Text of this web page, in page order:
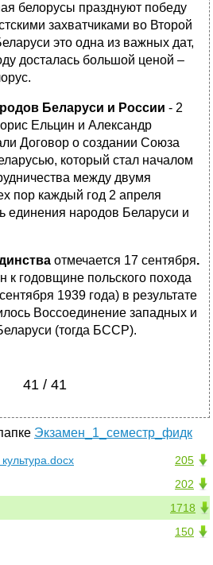
белорусы празднуют победу
захватчиками во Второй
это одна из важных дат,
досталась большой ценой –
Беларуси и России - 2
Ельцин и Александр
Договор о создании Союза
который стал началом
между двумя
пор каждый год 2 апреля
единения народов Беларуси и
отмечается 17 сентября.
к годовщине польского похода
1939 года) в результате
Воссоединение западных и
(тогда БССР).
41 / 41
Экзамен_1_семестр_фидк
205
202
1718
150